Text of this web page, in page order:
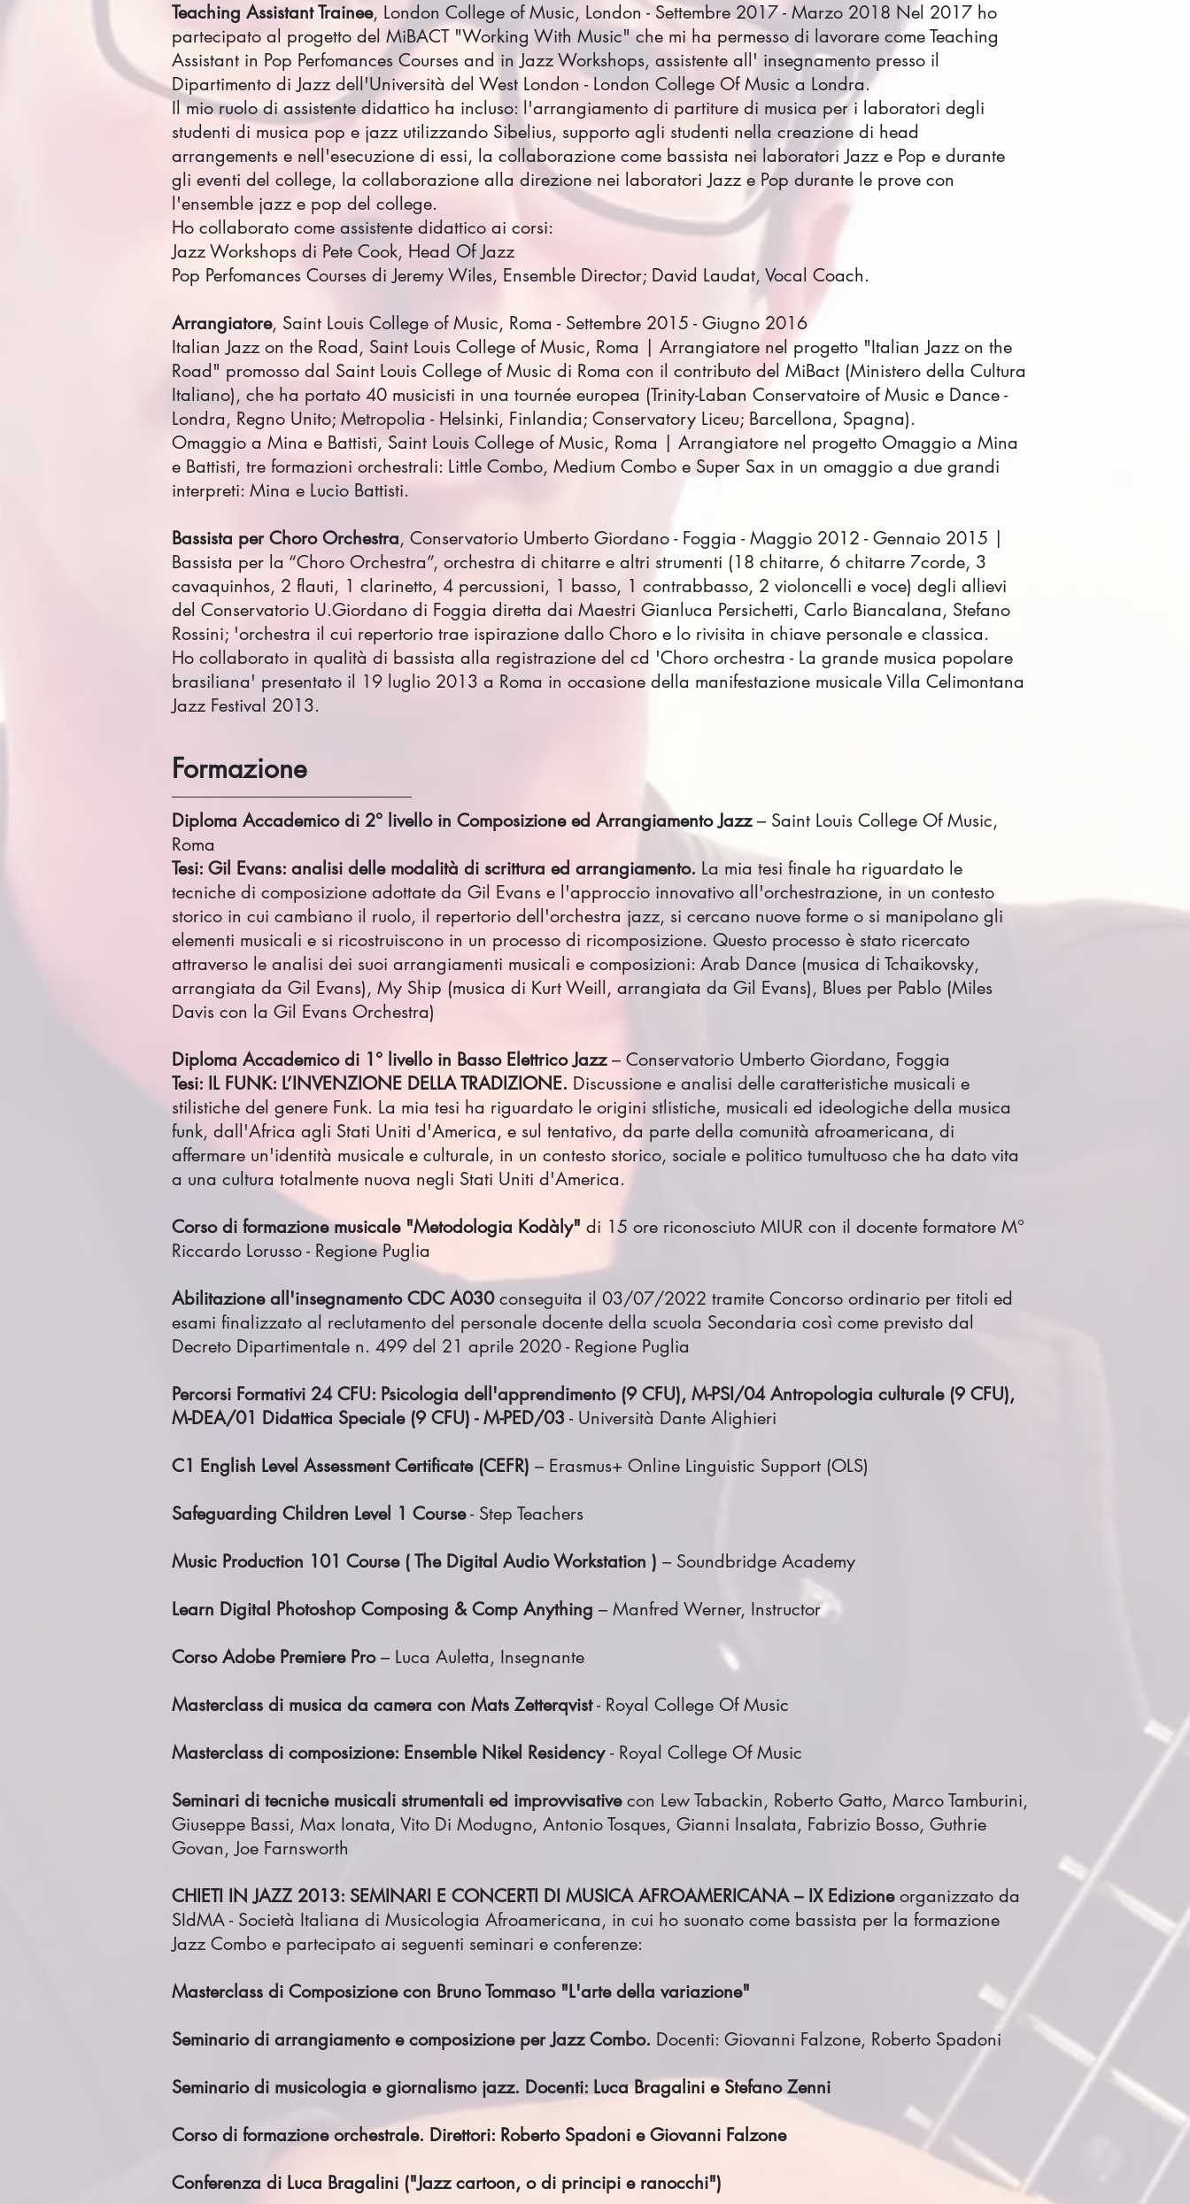
Teaching Assistant Trainee, London College of Music, London - Settembre 2017 - Marzo 2018 Nel 2017 ho
partecipato al progetto del MiBACT "Working With Music" che mi ha permesso di lavorare come Teaching
Assistant in Pop Perfomances Courses and in Jazz Workshops, assistente all' insegnamento presso il
Dipartimento di Jazz dell'Università del West London - London College Of Music a Londra.
Il mio ruolo di assistente didattico ha incluso: l'arrangiamento di partiture di musica per i laboratori degli
studenti di musica pop e jazz utilizzando Sibelius, supporto agli studenti nella creazione di head
arrangements e nell'esecuzione di essi, la collaborazione come bassista nei laboratori Jazz e Pop e durante
gli eventi del college, la collaborazione alla direzione nei laboratori Jazz e Pop durante le prove con
l'ensemble jazz e pop del college.
Ho collaborato come assistente didattico ai corsi:
Jazz Workshops di Pete Cook, Head Of Jazz
Pop Perfomances Courses di Jeremy Wiles, Ensemble Director; David Laudat, Vocal Coach.
Arrangiatore, Saint Louis College of Music, Roma - Settembre 2015 - Giugno 2016
Italian Jazz on the Road, Saint Louis College of Music, Roma | Arrangiatore nel progetto "Italian Jazz on the
Road" promosso dal Saint Louis College of Music di Roma con il contributo del MiBact (Ministero della Cultura
Italiano), che ha portato 40 musicisti in una tournée europea (Trinity-Laban Conservatoire of Music e Dance -
Londra, Regno Unito; Metropolia - Helsinki, Finlandia; Conservatory Liceu; Barcellona, Spagna).
Omaggio a Mina e Battisti, Saint Louis College of Music, Roma | Arrangiatore nel progetto Omaggio a Mina
e Battisti, tre formazioni orchestrali: Little Combo, Medium Combo e Super Sax in un omaggio a due grandi
interpreti: Mina e Lucio Battisti.
Bassista per Choro Orchestra, Conservatorio Umberto Giordano - Foggia - Maggio 2012 - Gennaio 2015 |
Bassista per la “Choro Orchestra”, orchestra di chitarre e altri strumenti (18 chitarre, 6 chitarre 7corde, 3
cavaquinhos, 2 flauti, 1 clarinetto, 4 percussioni, 1 basso, 1 contrabbasso, 2 violoncelli e voce) degli allievi
del Conservatorio U.Giordano di Foggia diretta dai Maestri Gianluca Persichetti, Carlo Biancalana, Stefano
Rossini; 'orchestra il cui repertorio trae ispirazione dallo Choro e lo rivisita in chiave personale e classica.
Ho collaborato in qualità di bassista alla registrazione del cd 'Choro orchestra - La grande musica popolare
brasiliana' presentato il 19 luglio 2013 a Roma in occasione della manifestazione musicale Villa Celimontana
Jazz Festival 2013.
Formazione
Diploma Accademico di 2° livello in Composizione ed Arrangiamento Jazz– Saint Louis College Of Music,
Roma
Tesi: Gil Evans: analisi delle modalità di scrittura ed arrangiamento. La mia tesi finale ha riguardato le
tecniche di composizione adottate da Gil Evans e l'approccio innovativo all'orchestrazione, in un contesto
storico in cui cambiano il ruolo, il repertorio dell'orchestra jazz, si cercano nuove forme o si manipolano gli
elementi musicali e si ricostruiscono in un processo di ricomposizione. Questo processo è stato ricercato
attraverso le analisi dei suoi arrangiamenti musicali e composizioni: Arab Dance (musica di Tchaikovsky,
arrangiata da Gil Evans), My Ship (musica di Kurt Weill, arrangiata da Gil Evans), Blues per Pablo (Miles
Davis con la Gil Evans Orchestra)
Diploma Accademico di 1° livello in Basso Elettrico Jazz– Conservatorio Umberto Giordano, Foggia
Tesi: IL FUNK: L’INVENZIONE DELLA TRADIZIONE. Discussione e analisi delle caratteristiche musicali e
stilistiche del genere Funk. La mia tesi ha riguardato le origini stlistiche, musicali ed ideologiche della musica
funk, dall'Africa agli Stati Uniti d'America, e sul tentativo, da parte della comunità afroamericana, di
affermare un'identità musicale e culturale, in un contesto storico, sociale e politico tumultuoso che ha dato vita
a una cultura totalmente nuova negli Stati Uniti d'America.
Corso di formazione musicale "Metodologia Kodàly" di 15 ore riconosciuto MIUR con il docente formatore M°
Riccardo Lorusso - Regione Puglia
Abilitazione all'insegnamento CDC A030conseguita il 03/07/2022 tramite Concorso ordinario per titoli ed
esami finalizzato al reclutamento del personale docente della scuola Secondaria così come previsto dal
Decreto Dipartimentale n. 499 del 21 aprile 2020 - Regione Puglia
Percorsi Formativi 24 CFU: Psicologia dell'apprendimento (9 CFU), M-PSI/04 Antropologia culturale (9 CFU),
M-DEA/01 Didattica Speciale (9 CFU) - M-PED/03 - Università Dante Alighieri
C1 English Level Assessment Certificate (CEFR) – Erasmus+ Online Linguistic Support (OLS)
Safeguarding Children Level 1 Course- Step Teachers
Music Production 101 Course ( The Digital Audio Workstation ) – Soundbridge Academy
Learn Digital Photoshop Composing & Comp Anything – Manfred Werner, Instructor
Corso Adobe Premiere Pro– Luca Auletta, Insegnante
Masterclass di musica da camera con Mats Zetterqvist- Royal College Of Music
Masterclass di composizione: Ensemble Nikel Residency- Royal College Of Music
Seminari di tecniche musicali strumentali ed improvvisativecon Lew Tabackin, Roberto Gatto, Marco Tamburini,
Giuseppe Bassi, Max Ionata, Vito Di Modugno, Antonio Tosques, Gianni Insalata, Fabrizio Bosso, Guthrie
Govan, Joe Farnsworth
CHIETI IN JAZZ 2013: SEMINARI E CONCERTI DI MUSICA AFROAMERICANA – IX Edizioneorganizzato da
SIdMA - Società Italiana di Musicologia Afroamericana, in cui ho suonato come bassista per la formazione
Jazz Combo e partecipato ai seguenti seminari e conferenze:
Masterclass di Composizione con Bruno Tommaso "L'arte della variazione"
Seminario di arrangiamento e composizione per Jazz Combo. Docenti: Giovanni Falzone, Roberto Spadoni
Seminario di musicologia e giornalismo jazz. Docenti: Luca Bragalini e Stefano Zenni
Corso di formazione orchestrale. Direttori: Roberto Spadoni e Giovanni Falzone
Conferenza di Luca Bragalini ("Jazz cartoon, o di principi e ranocchi")